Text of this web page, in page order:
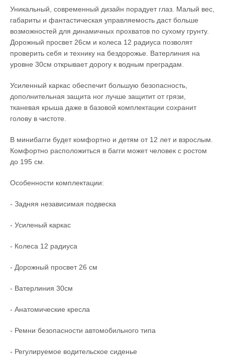
Уникальный, современный дизайн порадует глаз. Малый вес,
габариты и фантастическая управляемость даст больше
возможностей для динамичных прохватов по сухому грунту.
Дорожный просвет 26см и колеса 12 радиуса позволят
проверить себя и технику на бездорожье. Ватерлиния на
уровне 30см открывает дорогу к водным преградам.
Усиленный каркас обеспечит большую безопасность,
дополнительная защита ног лучше защитит от грязи,
тканевая крыша даже в базовой комплектации сохранит
голову в чистоте.
В минибагги будет комфортно и детям от 12 лет и взрослым.
Комфортно расположиться в багги может человек с ростом
до 195 см.
Особенности комплектации:
- Задняя независимая подвеска
- Усиленый каркас
- Колеса 12 радиуса
- Дорожный просвет 26 см
- Ватерлиния 30см
- Анатомические кресла
- Ремни безопасности автомобильного типа
- Регулируемое водительское сиденье